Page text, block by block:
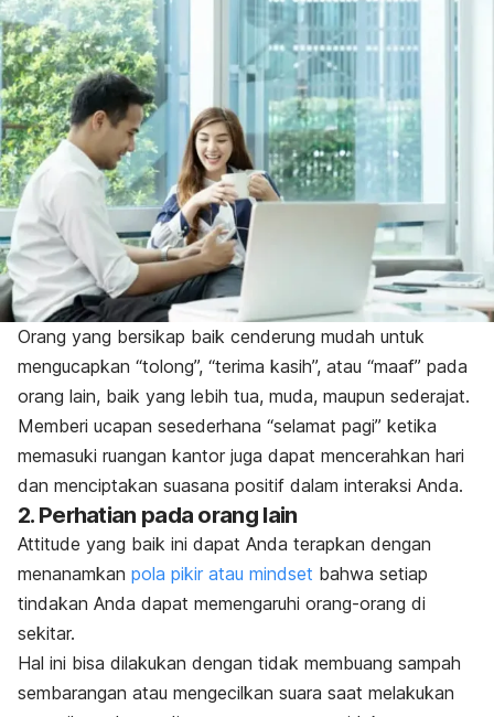
Orang yang bersikap baik cenderung mudah untuk
mengucapkan “tolong”, “terima kasih”, atau “maaf” pada
orang lain, baik yang lebih tua, muda, maupun sederajat.
Memberi ucapan sesederhana “selamat pagi” ketika
memasuki ruangan kantor juga dapat mencerahkan hari
dan menciptakan suasana positif dalam interaksi Anda.
2. Perhatian pada orang lain
Attitude yang baik ini dapat Anda terapkan dengan
menanamkan pola pikir atau mindset bahwa setiap
tindakan Anda dapat memengaruhi orang-orang di
sekitar.
Hal ini bisa dilakukan dengan tidak membuang sampah
sembarangan atau mengecilkan suara saat melakukan